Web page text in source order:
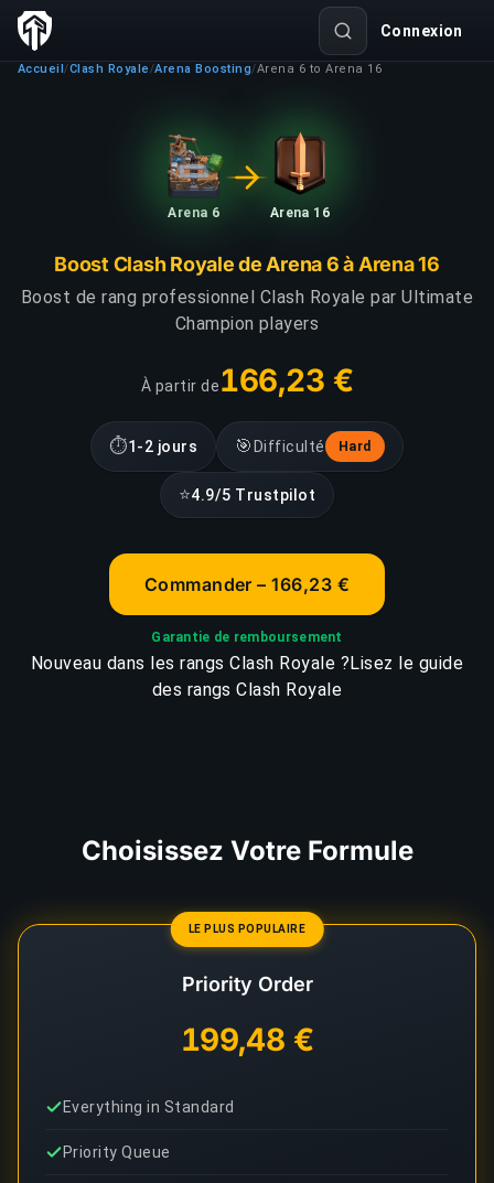
Connexion
Accueil/Clash Royale /Arena Boosting/Arena 6 to Arena 16
Arena 6 Arena 16
Boost Clash Royale de Arena 6 à Arena 16
Boost de rang professionnel Clash Royale par Ultimate
Champion players
À partir de166,23 €
⏱1-2 jours 🎯 Difficulté Hard
⭐4.9/5 Trustpilot
Commander – 166,23 €
Garantie de remboursement
Nouveau dans les rangs Clash Royale ?Lisez le guide
des rangs Clash Royale
Choisissez Votre Formule
LE PLUS POPULAIRE
Priority Order
199,48 €
Everything in Standard
Priority Queue